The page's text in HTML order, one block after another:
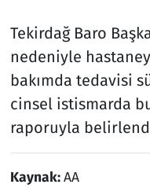
Tekirdağ Baro
nedeniyle
bakımda tedavisi
cinsel istismarda
raporuyla
Kaynak:AA